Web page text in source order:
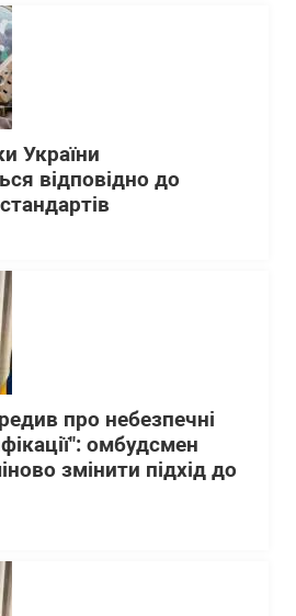
України
відповідно до
про небезпечні
омбудсмен
змінити підхід до